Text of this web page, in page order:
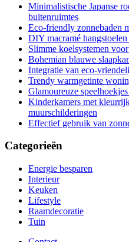
Minimalistische Japanse
buitenruimtes
Eco-friendly zonnebaden
DIY macramé
Slimme koelsystemen
Bohemian blauwe
Integratie van eco-
Trendy warmgetinte
Glamoureuze
Kinderkamers met
muurschilderingen
Effectief gebruik van
Categorieën
Energie besparen
Interieur
Keuken
Lifestyle
Raamdecoratie
Tuin